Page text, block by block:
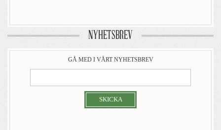
NYHETSBREV
GÅ MED I VÅRT NYHETSBREV
SKICKA